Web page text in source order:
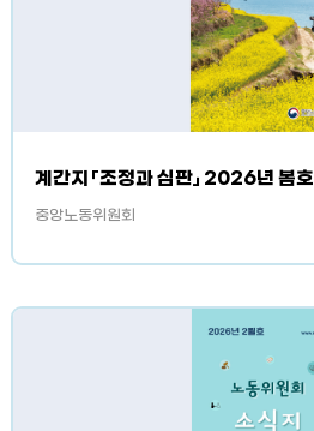
계간지 「조정과 심판」 2026년 봄호
중앙노동위원회